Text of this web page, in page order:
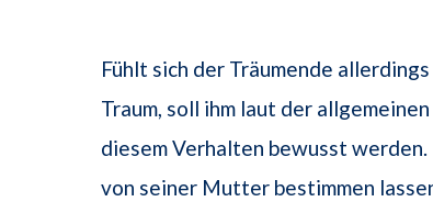
Fühlt sich der Träumende
Traum, soll ihm laut der
diesem Verhalten bewusst
von seiner Mutter bestimmen